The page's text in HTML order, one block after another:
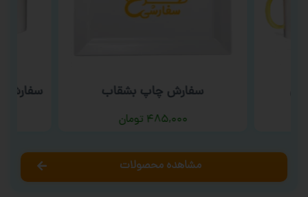
سفارش چاپ بشقاب
۴۸۵,۰۰۰ تومان
سفارش
مشاهده محصولات